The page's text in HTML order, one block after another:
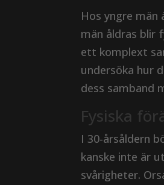
Hos yngre
män åldras blir
ett komplext
undersöka hur
dess samband
Fysiska
I 30-årsåldern
kanske inte är
svårigheter.